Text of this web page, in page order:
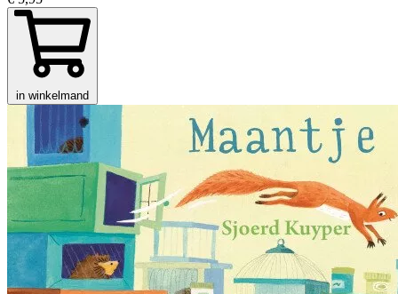
in winkelmand